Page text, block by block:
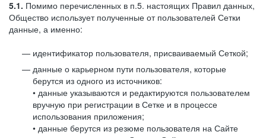
5.1. Помимо перечисленных в п.5. настоящих Правил данных,
Общество использует полученные от пользователей Сетки
данные, а именно:
идентификатор пользователя, присваиваемый Сеткой;
данные о карьерном пути пользователя, которые
берутся из одного из источников:
• данные указываются и редактируются пользователем
вручную при регистрации в Сетке и в процессе
использования приложения;
• данные берутся из резюме пользователя на Сайте